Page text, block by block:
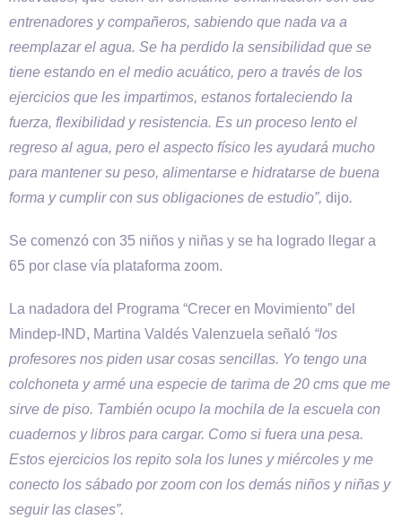
entrenadores y compañeros, sabiendo que nada va a
reemplazar el agua. Se ha perdido la sensibilidad que se
tiene estando en el medio acuático, pero a través de los
ejercicios que les impartimos, estanos fortaleciendo la
fuerza, flexibilidad y resistencia. Es un proceso lento el
regreso al agua, pero el aspecto físico les ayudará mucho
para mantener su peso, alimentarse e hidratarse de buena
forma y cumplir con sus obligaciones de estudio”, dijo.
Se comenzó con 35 niños y niñas y se ha logrado llegar a
65 por clase vía plataforma zoom.
La nadadora del Programa “Crecer en Movimiento” del
Mindep-IND, Martina Valdés Valenzuela señaló “los
profesores nos piden usar cosas sencillas. Yo tengo una
colchoneta y armé una especie de tarima de 20 cms que me
sirve de piso. También ocupo la mochila de la escuela con
cuadernos y libros para cargar. Como si fuera una pesa.
Estos ejercicios los repito sola los lunes y miércoles y me
conecto los sábado por zoom con los demás niños y niñas y
seguir las clases”.